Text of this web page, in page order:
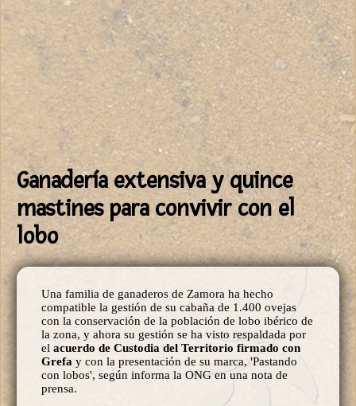
Ganadería extensiva y quince
mastines para convivir con el
lobo
Una familia de ganaderos de Zamora ha hecho
compatible la gestión de su cabaña de 1.400 ovejas
con la conservación de la población de lobo ibérico de
la zona, y ahora su gestión se ha visto respaldada por
el acuerdo de Custodia del Territorio firmado con
Grefa y con la presentación de su marca, 'Pastando
con lobos', según informa la ONG en una nota de
prensa.